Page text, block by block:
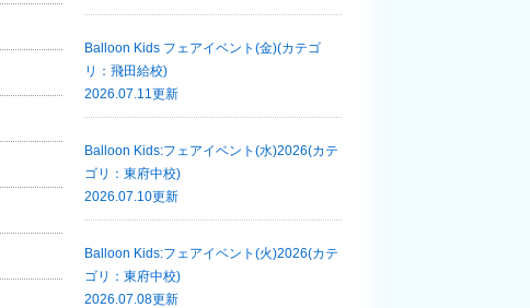
Balloon Kids フェアイベント(金)(カテゴ
リ：飛田給校)
2026.07.11更新
Balloon Kids:フェアイベント(水)2026(カテ
ゴリ：東府中校)
2026.07.10更新
Balloon Kids:フェアイベント(火)2026(カテ
ゴリ：東府中校)
2026.07.08更新